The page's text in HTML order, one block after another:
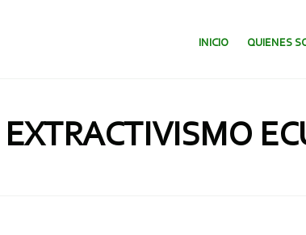
SALTAR AL
INICIO QUIENES
EXTRACTIVISMO